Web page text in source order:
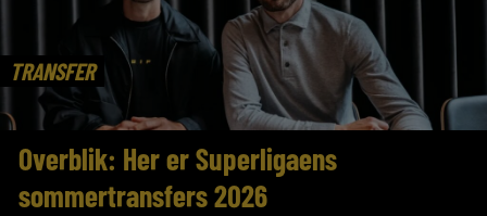
TRANSFER
Overblik: Her er Superligaens
sommertransfers 2026